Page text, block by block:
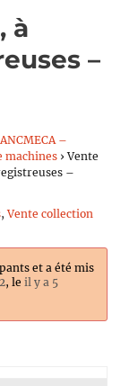
à
–
–
machines › Vente
–
,Vente collection
et a été mis
, le il y a 5